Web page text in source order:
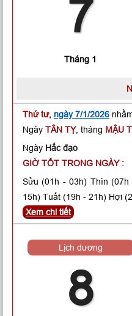
7
Tháng 1
Thứ tư, ngày 7/1/2026
Ngày TÂN TỴ, tháng MẬU
Ngày Hắc đạo
GIỜ TỐT TRONG NGÀY :
Sửu (01h - 03h) Thìn (07h
15h) Tuất (19h - 21h) Hợi
Xem chi tiết
Lịch dương
8